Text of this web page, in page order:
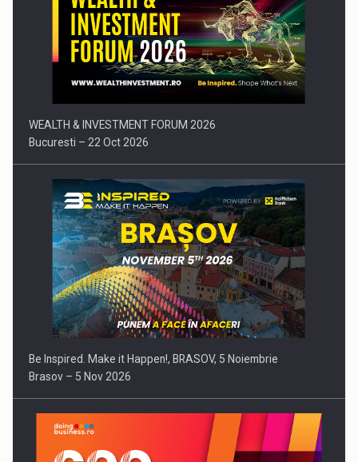
Comunicat de presa: Joburile part-time reincep sa intre pe…
WEALTH & INVESTMENT FORUM 2026
Bucuresti – 22 Oct 2026
Be Inspired. Make it Happen!, BRASOV, 5 Noiembrie
Brasov – 5 Nov 2026